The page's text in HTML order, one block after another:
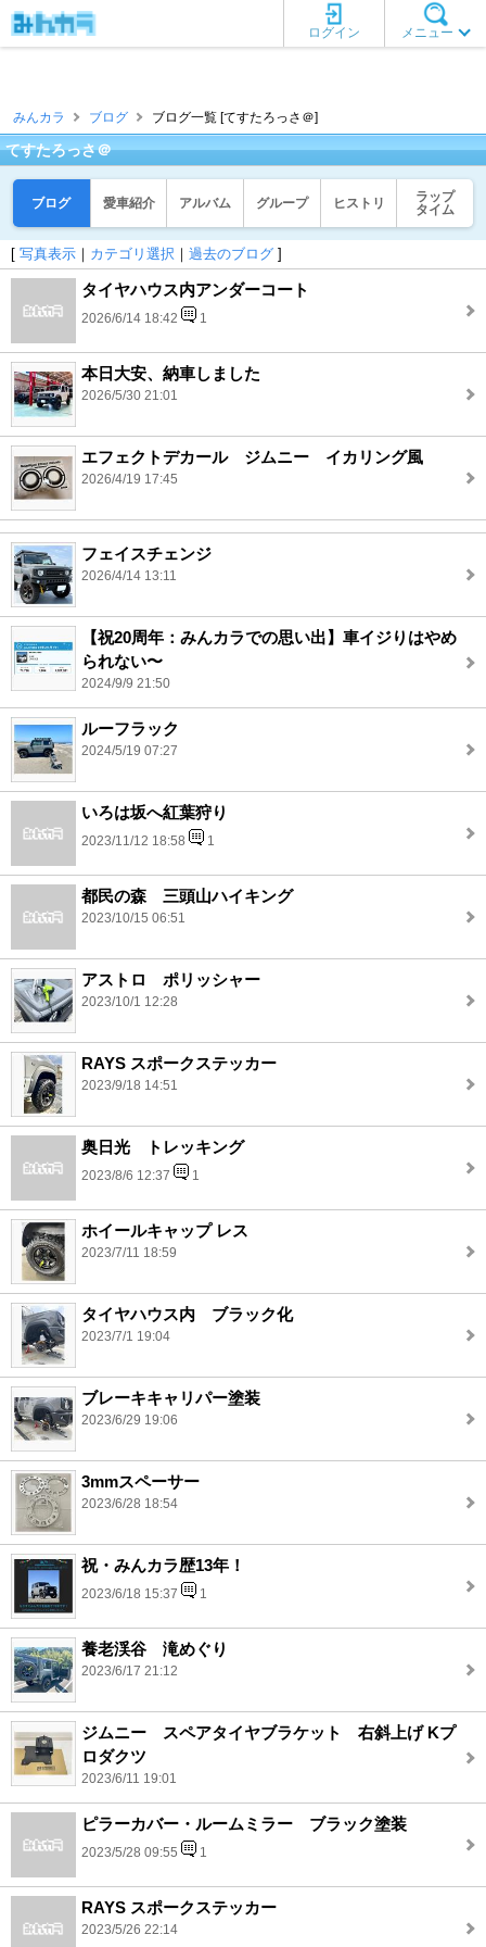
メニュー
ログイン
みんカラ ブログ ブログ一覧 [てすたろっさ＠]
てすたろっさ＠
ブログ 愛車紹介 アルバム グループ ヒストリ
ラップ
タイム
[ 写真表示 ｜ カテゴリ選択 ｜ 過去のブログ ]
タイヤハウス内アンダーコート
2026/6/14 18:42 1
本日大安、納車しました
2026/5/30 21:01
エフェクトデカール ジムニー イカリング風
2026/4/19 17:45
フェイスチェンジ
2026/4/14 13:11
【祝20周年：みんカラでの思い出】車イジりはやめ
られない〜
2024/9/9 21:50
ルーフラック
2024/5/19 07:27
いろは坂へ紅葉狩り
2023/11/12 18:58 1
都民の森 三頭山ハイキング
2023/10/15 06:51
アストロ ポリッシャー
2023/10/1 12:28
RAYS スポークステッカー
2023/9/18 14:51
奥日光 トレッキング
2023/8/6 12:37 1
ホイールキャップ レス
2023/7/11 18:59
タイヤハウス内 ブラック化
2023/7/1 19:04
ブレーキキャリパー塗装
2023/6/29 19:06
3mmスペーサー
2023/6/28 18:54
祝・みんカラ歴13年！
2023/6/18 15:37 1
養老渓谷 滝めぐり
2023/6/17 21:12
ジムニー スペアタイヤブラケット 右斜上げ Kプ
ロダクツ
2023/6/11 19:01
ピラーカバー・ルームミラー ブラック塗装
2023/5/28 09:55 1
RAYS スポークステッカー
2023/5/26 22:14